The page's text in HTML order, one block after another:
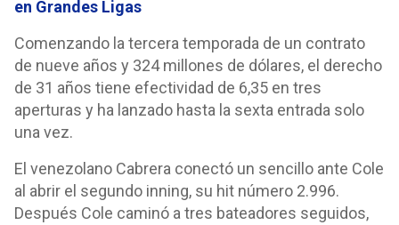
en Grandes Ligas
Comenzando la tercera temporada de un contrato
de nueve años y 324 millones de dólares, el derecho
de 31 años tiene efectividad de 6,35 en tres
aperturas y ha lanzado hasta la sexta entrada solo
una vez.
El venezolano Cabrera conectó un sencillo ante Cole
al abrir el segundo inning, su hit número 2.996.
Después Cole caminó a tres bateadores seguidos,